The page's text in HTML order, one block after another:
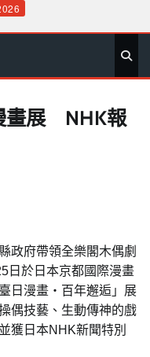
旅 政 地 專
畫展 NHK報
政府帶領全樂閣木偶劇
日於日本京都國際漫畫
日漫畫‧百年邂逅」展
偶技藝、生動傳神的戲
獲日本NHK新聞特別